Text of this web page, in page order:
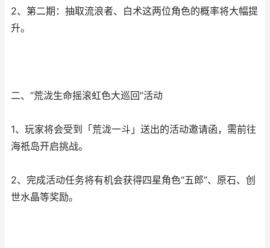
2、第二期：抽取流浪者、白术这两位角色的概率将大幅提
升。
二、“荒泷生命摇滚虹色大巡回”活动
1、玩家将会受到「荒泷一斗」送出的活动邀请函，需前往
海祇岛开启挑战。
2、完成活动任务将有机会获得四星角色“五郎”、原石、创
世水晶等奖励。